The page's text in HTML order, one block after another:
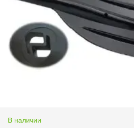
В наличии